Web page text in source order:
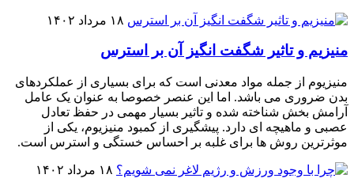
۱۸ مرداد ۱۴۰۲
منیزیم و تاثیر شگفت انگیز آن بر استرس
منیزیوم از جمله مواد معدنی است که برای بسیاری از عملکردهای
بدن ضروری می باشد. اما این عنصر خصوصا به عنوان یک عامل
آرامش بخش شناخته شده و تاثیر بسیار مهمی در حفظ تعادل
عصبی و ماهیچه ای دارد. پیشگیری از کمبود منیزیوم، یکی از
موثرترین روش ها برای غلبه بر احساس خستگی و استرس است.
۱۸ مرداد ۱۴۰۲